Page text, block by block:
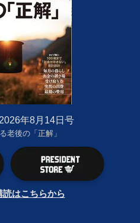
年8月14日号
老後の「正解」
はこちらから